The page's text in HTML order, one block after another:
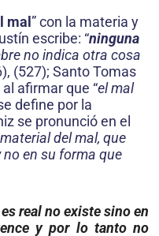
mal” con la materia y
escribe: “ninguna
no indica otra cosa
(527); Santo Tomas
afirmar que “el mal
define por la
se pronunció en el
del mal, que
en su forma que
real no existe sino en
y por lo tanto no